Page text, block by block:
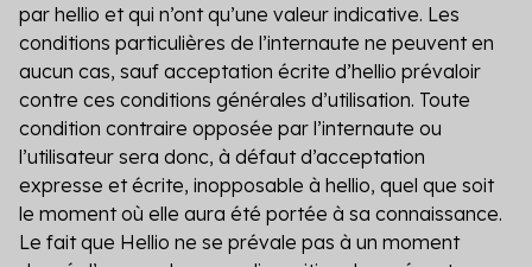
par hellio et qui n’ont qu’une valeur indicative. Les
conditions particulières de l’internaute ne peuvent en
aucun cas, sauf acceptation écrite d’hellio prévaloir
contre ces conditions générales d’utilisation. Toute
condition contraire opposée par l’internaute ou
l’utilisateur sera donc, à défaut d’acceptation
expresse et écrite, inopposable à hellio, quel que soit
le moment où elle aura été portée à sa connaissance.
Le fait que Hellio ne se prévale pas à un moment